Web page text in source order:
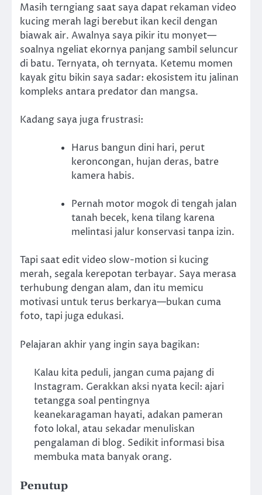
Masih terngiang saat saya dapat rekaman video
kucing merah lagi berebut ikan kecil dengan
biawak air. Awalnya saya pikir itu monyet—
soalnya ngeliat ekornya panjang sambil seluncur
di batu. Ternyata, oh ternyata. Ketemu momen
kayak gitu bikin saya sadar: ekosistem itu jalinan
kompleks antara predator dan mangsa.
Kadang saya juga frustrasi:
Harus bangun dini hari, perut
keroncongan, hujan deras, batre
kamera habis.
Pernah motor mogok di tengah jalan
tanah becek, kena tilang karena
melintasi jalur konservasi tanpa izin.
Tapi saat edit video slow-motion si kucing
merah, segala kerepotan terbayar. Saya merasa
terhubung dengan alam, dan itu memicu
motivasi untuk terus berkarya—bukan cuma
foto, tapi juga edukasi.
Pelajaran akhir yang ingin saya bagikan:
Kalau kita peduli, jangan cuma pajang di
Instagram. Gerakkan aksi nyata kecil: ajari
tetangga soal pentingnya
keanekaragaman hayati, adakan pameran
foto lokal, atau sekadar menuliskan
pengalaman di blog. Sedikit informasi bisa
membuka mata banyak orang.
Penutup